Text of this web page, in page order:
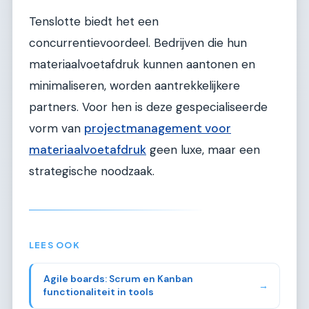
Tenslotte biedt het een
concurrentievoordeel. Bedrijven die hun
materiaalvoetafdruk kunnen aantonen en
minimaliseren, worden aantrekkelijkere
partners. Voor hen is deze gespecialiseerde
vorm van projectmanagement voor
materiaalvoetafdruk geen luxe, maar een
strategische noodzaak.
LEES OOK
Agile boards: Scrum en Kanban
functionaliteit in tools
→